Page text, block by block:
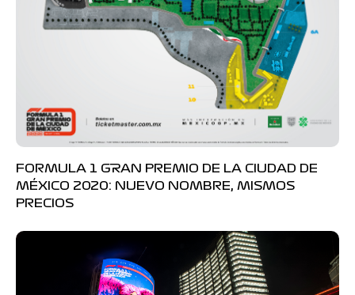
FORMULA 1 GRAN PREMIO DE LA CIUDAD DE
MÉXICO 2020: NUEVO NOMBRE, MISMOS
PRECIOS